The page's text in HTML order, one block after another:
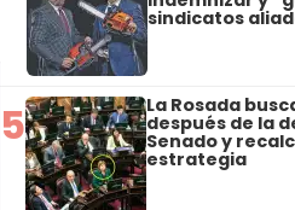
sindicatos
5 La Rosada
después de la
Senado y
estrategia